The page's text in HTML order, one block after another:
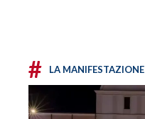
# LA MANIFESTAZIONE